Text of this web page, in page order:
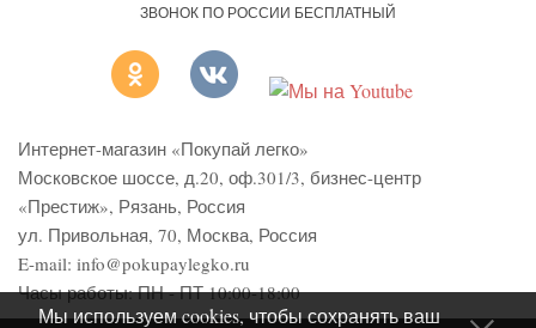
ЗВОНОК ПО РОССИИ БЕСПЛАТНЫЙ
Интернет-магазин «Покупай легко»
Московское шоссе, д.20, оф.301/3, бизнес-центр
«Престиж», Рязань, Россия
ул. Привольная, 70, Москва, Россия
E-mail: info@pokupaylegko.ru
Часы работы:ПН - ПТ 10:00-18:00
Мы используем cookies, чтобы сохранять ваш